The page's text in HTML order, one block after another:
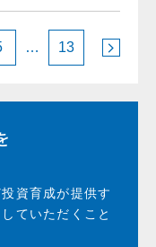
… 13
資育成が提供す
ていただくこと